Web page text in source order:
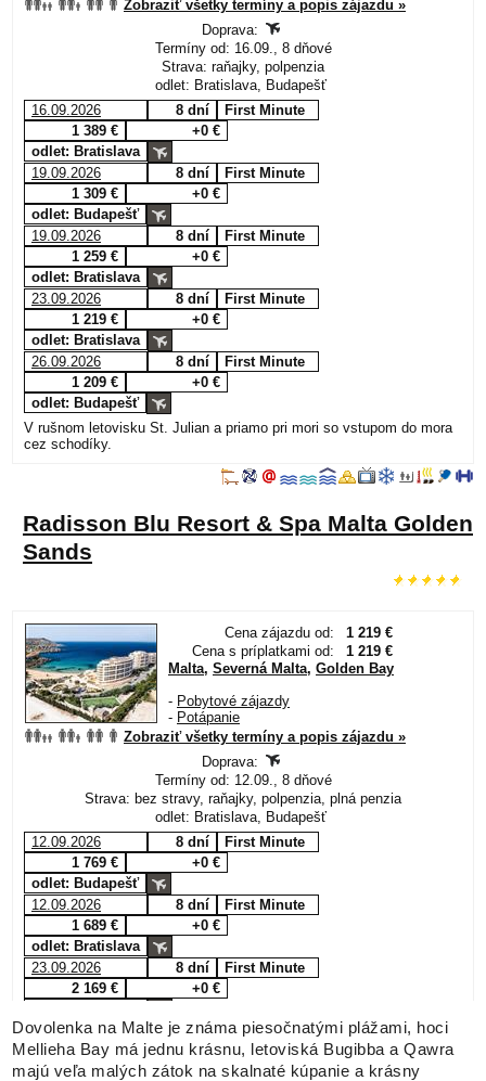
Dovolenka na Malte je známa piesočnatými plážami, hoci
Mellieha Bay má jednu krásnu, letoviská Bugibba a Qawra
majú veľa malých zátok na skalnaté kúpanie a krásny